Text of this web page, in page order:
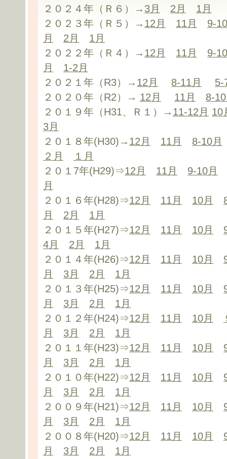
２０２４年（Ｒ６）→ 3月 2月
1月
２０２３年（Ｒ５）→ 12月 11月
9-
月
2月
1月
２０２２年（Ｒ４）→ 12月 11月
9-
月
1-2月
２０２１年（R3）→ 12月 8-11月
5-
２０２０年（R2）→ 12月 11月
8-
２０１９年（H31、Ｒ１）→ 11-12月 10
3月
２０１８年(H30)→ 12月 11月
8-10月
２月
１月
２０１7年(H29)⇒12月 11月
9-10月
月
２０１６年(H28)⇒12月 11月 10月
月
2月
1月
２０１５年(H27)⇒12月 11月 10月
4月
2月
1月
２０１４年(H26)⇒12月 11月 10月
月
3月 2月
1月
２０１３年(H25)⇒12月 11月 10月
月
3月 2月
1月
２０１２年(H24)⇒12月 11月 10月
月
3月 2月
1月
２０１１年(H23)⇒12月 11月 10月
月
3月 2月
1月
２０１０年(H22)⇒12月 11月 10月
月
3月 2月
1月
２００９年(H21)⇒12月 11月 10月
月
3月 2月
1月
２００８年(H20)⇒12月 11月 10月
月
3月 2月
1月